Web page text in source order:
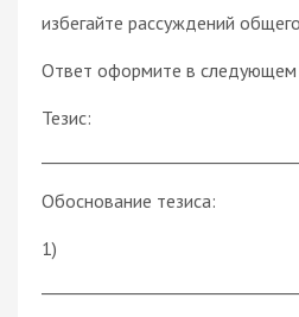
избегайте рассуждений
Ответ оформите в следующем
Тезис:
Обоснование тезиса:
1)